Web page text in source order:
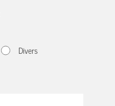
Divers